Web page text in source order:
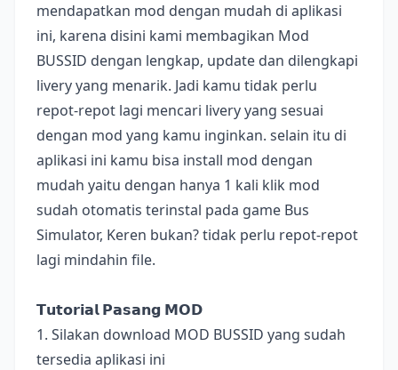
mendapatkan mod dengan mudah di aplikasi
ini, karena disini kami membagikan Mod
BUSSID dengan lengkap, update dan dilengkapi
livery yang menarik. Jadi kamu tidak perlu
repot-repot lagi mencari livery yang sesuai
dengan mod yang kamu inginkan. selain itu di
aplikasi ini kamu bisa install mod dengan
mudah yaitu dengan hanya 1 kali klik mod
sudah otomatis terinstal pada game Bus
Simulator, Keren bukan? tidak perlu repot-repot
lagi mindahin file.
𝗧𝘂𝘁𝗼𝗿𝗶𝗮𝗹 𝗣𝗮𝘀𝗮𝗻𝗴 𝗠𝗢𝗗
1. Silakan download MOD BUSSID yang sudah
tersedia aplikasi ini